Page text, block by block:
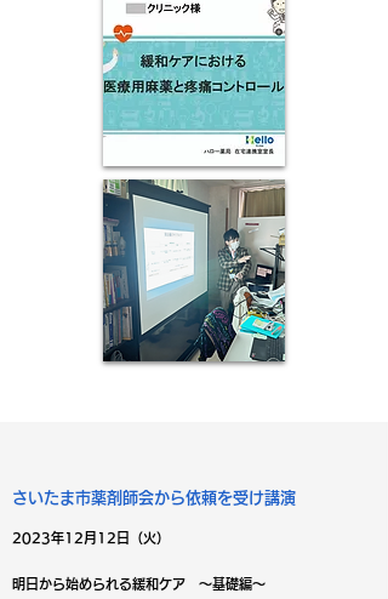
さいたま市薬剤師会から依頼を受け講演
2023年12月12日（火）
明日から始められる緩和ケア ～基礎編～